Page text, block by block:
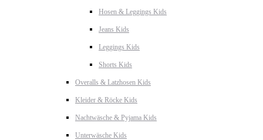
Hosen & Leggings Kids
Jeans Kids
Leggings Kids
Shorts Kids
Overalls & Latzhosen Kids
Kleider & Röcke Kids
Nachtwäsche & Pyjama Kids
Unterwäsche Kids